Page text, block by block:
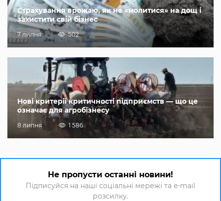
Страхування врожаю, як не «молитися» на дощ і
захистити свій бізнес
7 липня 502
Нові критерії критичності підприємств — що це
означає для агробізнесу
8 липня 1 586
Не пропусти останні новини!
Підписуйся на наші соціальні мережі та e-mail
розсилку.